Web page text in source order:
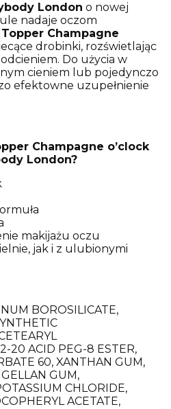
London o nowej
nadaje oczom
Topper Champagne
drobinki, rozświetlając
Do użycia w
cieniem lub pojedynczo
efektowne uzupełnienie
Champagne o’clock
London?
makijażu oczu
jak i z ulubionymi
BOROSILICATE,
20 ACID PEG-8 ESTER,
60, XANTHAN GUM,
GUM,
CHLORIDE,
ACETATE,